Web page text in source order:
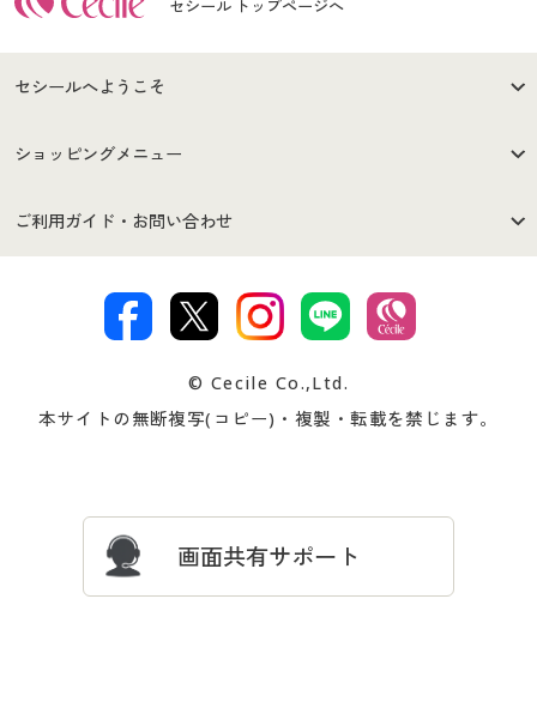
セシール トップページへ
セシールへようこそ
はじめての方へ
セシールご利用規約
著作権・商標について 会社案内
ショッピングメニュー
商品カテゴリ
プレゼント＆キャンペーン サイトマップ
ご利用ガイド・お問い合わせ
交換・返品は お支払は
ついて
忘れの場合
© Cecile Co.,Ltd.
本サイトの無断複写(コピー)・複製・転載を禁じます。
画面共有サポート